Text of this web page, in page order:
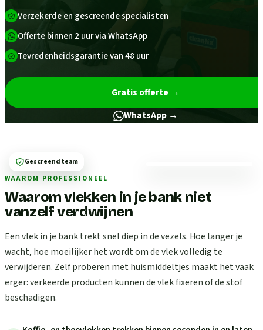
Verzekerde en gescreende specialisten
Offerte binnen 2 uur via WhatsApp
Tevredenheidsgarantie van 48 uur
Gratis offerte →
WhatsApp →
WAAROM PROFESSIONEEL
Waarom vlekken in je bank niet
vanzelf verdwijnen
Een vlek in je bank trekt snel diep in de vezels. Hoe langer je
wacht, hoe moeilijker het wordt om de vlek volledig te
verwijderen. Zelf proberen met huismiddeltjes maakt het vaak
erger: verkeerde producten kunnen de vlek fixeren of de stof
beschadigen.
Gescreend team